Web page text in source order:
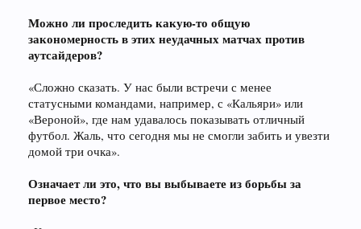
Можно ли проследить какую-то общую
закономерность в этих неудачных матчах против
аутсайдеров?
«Сложно сказать. У нас были встречи с менее
статусными командами, например, с «Кальяри» или
«Вероной», где нам удавалось показывать отличный
футбол. Жаль, что сегодня мы не смогли забить и увезти
домой три очка».
Означает ли это, что вы выбываете из борьбы за
первое место?